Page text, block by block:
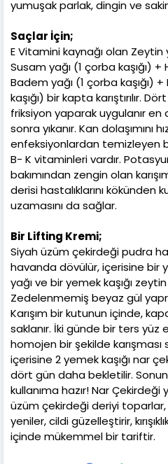
yumuşak parlak, dingin ve
Saçlar İçin;
E Vitamini kaynağı olan Zeytin
Susam yağı (1 çorba kaşığı) +
Badem yağı (1 çorba kaşığı)
kaşığı) bir kapta karıştırılır.
friksiyon yaparak uygulanır
sonra yıkanır. Kan dolaşımını
enfeksiyonlardan temizleyen
B- K vitaminleri vardır.
bakımından zengin olan
derisi hastalıklarını kökünden
uzamasını da sağlar.
Bir Lifting Kremi;
Siyah üzüm çekirdeği pudra
havanda dövülür, içerisine bir
yağı ve bir yemek kaşığı
Zedelenmemiş beyaz gül
Karışım bir kutunun içinde,
saklanır. İki günde bir ters yüz
homojen bir şekilde karışması
içerisine 2 yemek kaşığı nar
dört gün daha bekletilir.
kullanıma hazır! Nar Çekirdeği
üzüm çekirdeği deriyi toparlar,
yeniler, cildi güzelleştirir,
içinde mükemmel bir tariftir.